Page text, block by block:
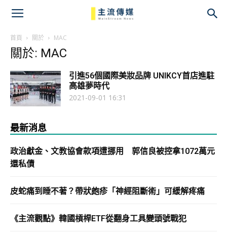
首頁 關於 MAC
關於: MAC
引進56個國際美妝品牌 UNIKCY首店進駐
高雄夢時代
2021-09-01 16:31
最新消息
政治獻金、文教協會款項遭挪用 郭信良被控拿1072萬元
還私債
皮蛇痛到睡不著？帶狀皰疹「神經阻斷術」可緩解疼痛
《主流觀點》韓國槓桿ETF從翻身工具變頭號戰犯